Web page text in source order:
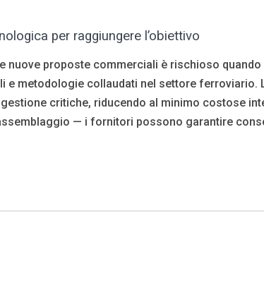
per raggiungere l’obiettivo
nuove proposte commerciali è rischioso
metodologie collaudati nel settore ferroviario.
critiche, riducendo al minimo costose
— i fornitori possono garantire